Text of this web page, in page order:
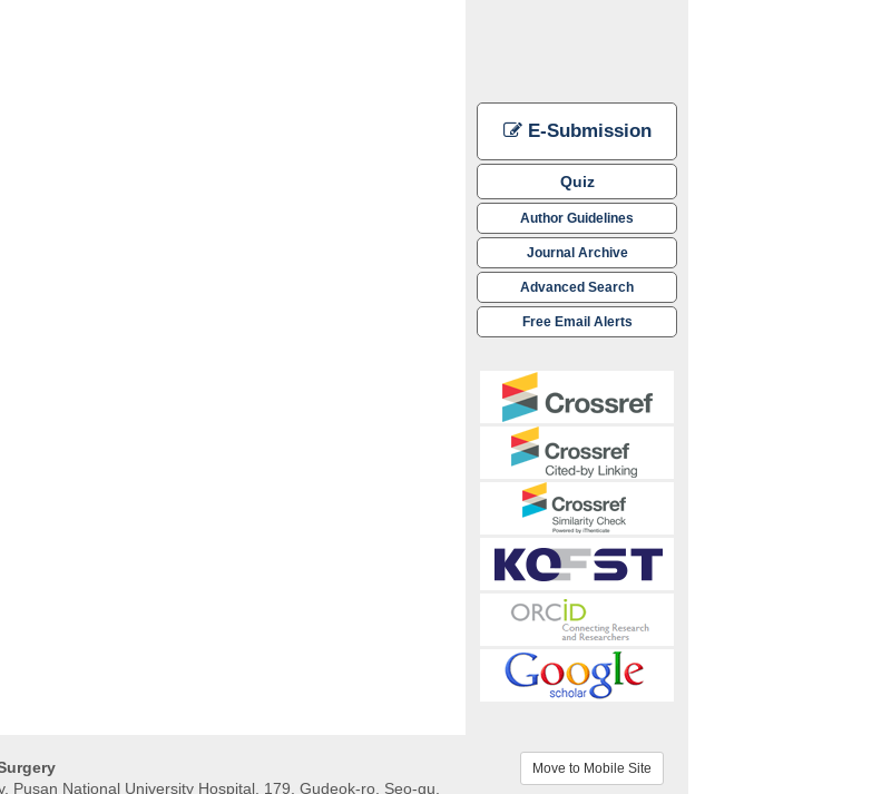
E-Submission
Quiz
Author Guidelines
Journal Archive
Advanced Search
Free Email Alerts
​​National University Hospital, 179, Gudeok-ro, Seo-gu,
Move to Mobile Site